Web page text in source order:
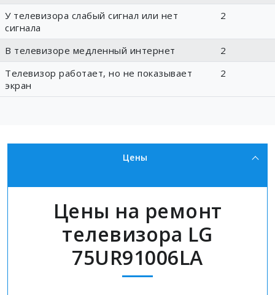
У телевизора слабый сигнал или нет
сигнала
2
В телевизоре медленный интернет
2
Телевизор работает, но не показывает
экран
2
Цены
Цены на ремонт
телевизора LG
75UR91006LA